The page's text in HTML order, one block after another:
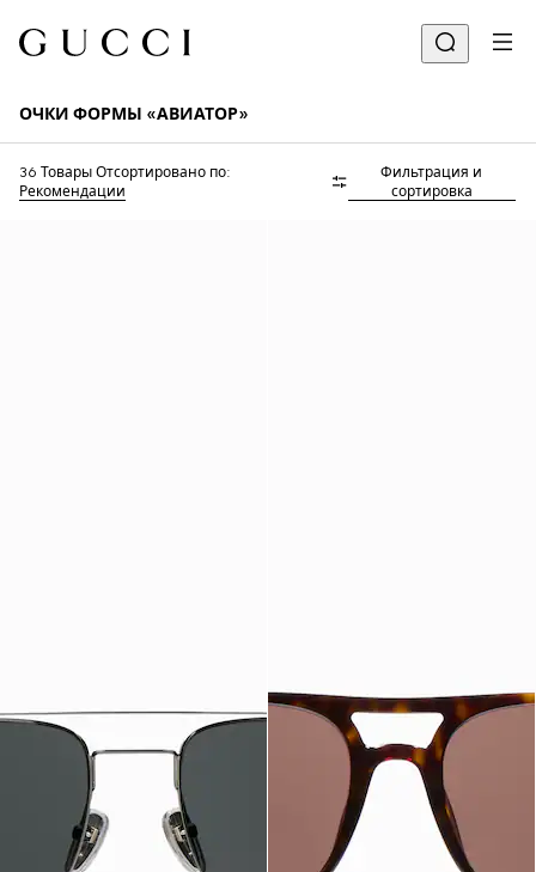
ОЧКИ ФОРМЫ «АВИАТОР»
36 Товары Отсортировано по:
Рекомендации
Фильтрация и
сортировка